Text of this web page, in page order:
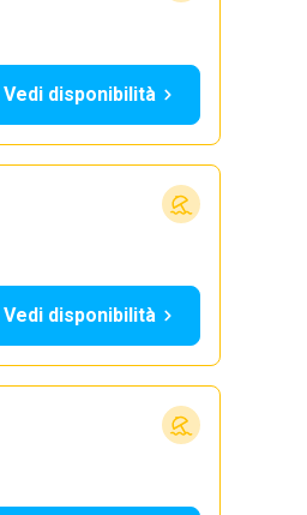
Vedi disponibilità
Vedi disponibilità